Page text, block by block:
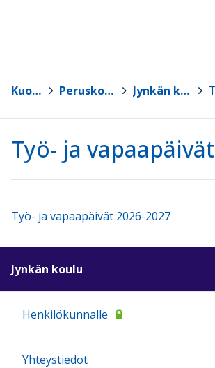
Kuopio > Peruskoulut Jynkän koulu >
Työ- ja vapaapäivät
Työ- ja vapaapäivät 2026-2027
Jynkän koulu
Henkilökunnalle
Yhteystiedot